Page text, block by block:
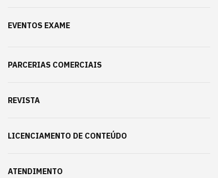
EVENTOS EXAME
PARCERIAS COMERCIAIS
REVISTA
LICENCIAMENTO DE CONTEÚDO
ATENDIMENTO